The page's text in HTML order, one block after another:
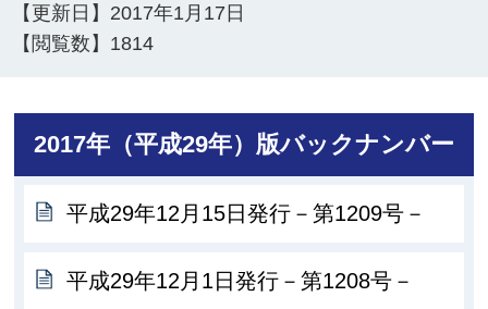
【更新日】 2017年1月17日
【閲覧数】 1814
2017年（平成29年）版バックナンバー
平成29年12月15日発行－第1209号－
平成29年12月1日発行－第1208号－